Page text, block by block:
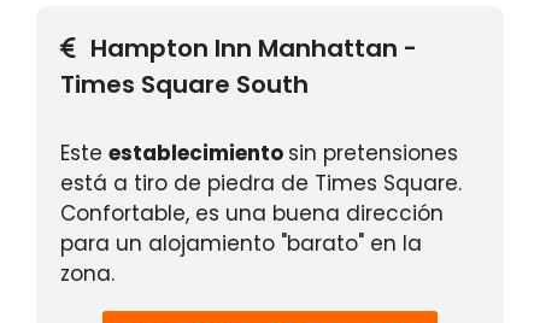
Hampton Inn Manhattan -
Times Square South
Este establecimiento sin pretensiones
está a tiro de piedra de Times Square.
Confortable, es una buena dirección
para un alojamiento "barato" en la
zona.